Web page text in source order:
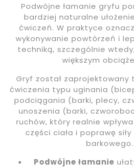
Podwójne łamanie gryfu
bardziej naturalne
ćwiczeń. W praktyce
wykonywanie powtórzeń i
techniką, szczególnie
większym
Gryf został zaprojektowany
ćwiczenia typu uginania
podciągania (barki, plecy,
unoszenia (barki,
ruchów, który realnie
części ciała i poprawę
barkowego.
Podwójne łamanie